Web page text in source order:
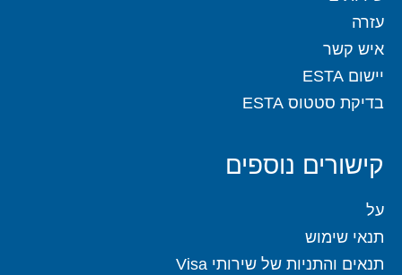
עזרה
איש קשר
יישום ESTA
בדיקת סטטוס ESTA
קישורים נוספים
על
תנאי שימוש
תנאים והתניות של שירותי Visa